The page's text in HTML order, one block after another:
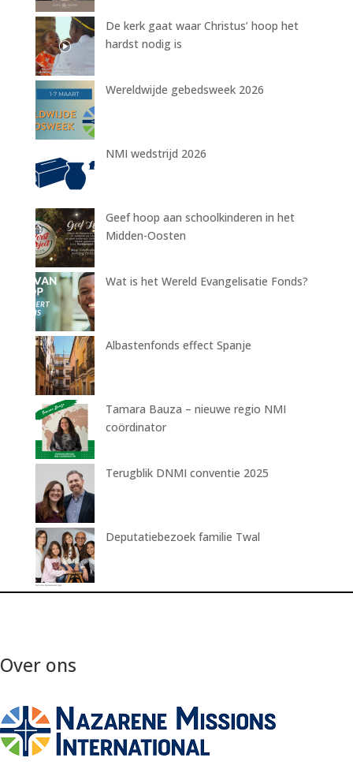
De kerk gaat waar Christus’ hoop het
hardst nodig is
Wereldwijde gebedsweek 2026
NMI wedstrijd 2026
Geef hoop aan schoolkinderen in het
Midden-Oosten
Wat is het Wereld Evangelisatie Fonds?
Albastenfonds effect Spanje
Tamara Bauza – nieuwe regio NMI
coördinator
Terugblik DNMI conventie 2025
Deputatiebezoek familie Twal
Over ons